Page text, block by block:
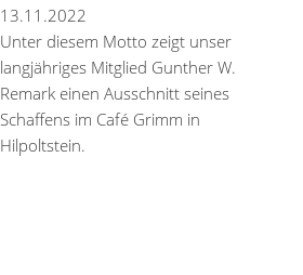
13.11.2022
Unter diesem Motto zeigt unser
langjähriges Mitglied Gunther W.
Remark einen Ausschnitt seines
Schaffens im Café Grimm in
Hilpoltstein.